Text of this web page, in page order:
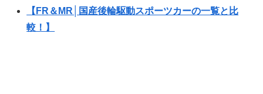
【FR＆MR│国産後輪駆動スポーツカーの一覧と比
較！】